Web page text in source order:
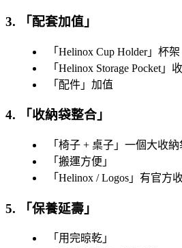
3. 「配套加值 」
「 Helinox Cup Holder」杯架
「 Helinox Storage Pocket 」
「 配件 」加值
4. 「 收納袋整合 」
「 椅子 + 桌子 」一個大收納
「 搬運方便 」
「 Helinox / Logos 」有官方
5. 「保養延壽 」
「 用完晾乾 」